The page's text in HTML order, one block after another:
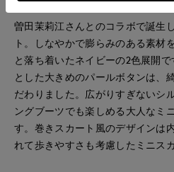
曽田茉莉江さんとのコラボで誕生
ト。しなやかで膨らみのある素材
と落ち着いたネイビーの2色展開
とした大きめのパールボタンは、
だわりました。広がりすぎないシ
ングブーツでも楽しめる大人なミ
す。巻きスカート風のデザインは
れて歩きやすさも考慮したミニス